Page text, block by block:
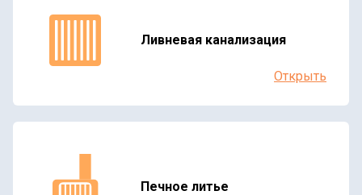
Ливневая канализация
Открыть
Печное литье